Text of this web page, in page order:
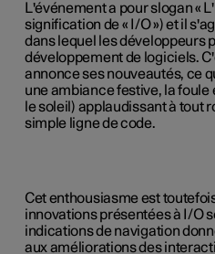
L'événement a pour slogan «
signification de « I/O ») et il
dans lequel les développeurs
développement de logiciels.
annonce ses nouveautés, ce
une ambiance festive, la
le soleil) applaudissant à tout
simple ligne de code.
Cet enthousiasme est
innovations présentées à I/O
indications de navigation
aux améliorations des